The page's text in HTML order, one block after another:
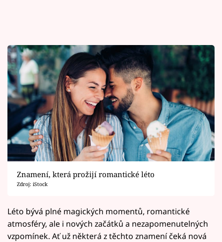
Znamení, která prožijí romantické léto
Zdroj: iStock
Léto bývá plné magických momentů, romantické
atmosféry, ale i nových začátků a nezapomenutelných
vzpomínek. Ať už některá z těchto znamení čeká nová